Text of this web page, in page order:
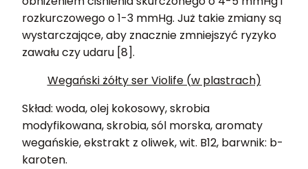
rozkurczowego o 1-3 mmHg. Już takie zmiany są
wystarczające, aby znacznie zmniejszyć ryzyko
zawału czy udaru [8].
Wegański żółty ser Violife (w plastrach)
Skład: woda, olej kokosowy, skrobia
modyfikowana, skrobia, sól morska, aromaty
wegańskie, ekstrakt z oliwek, wit. B12, barwnik: b-
karoten.